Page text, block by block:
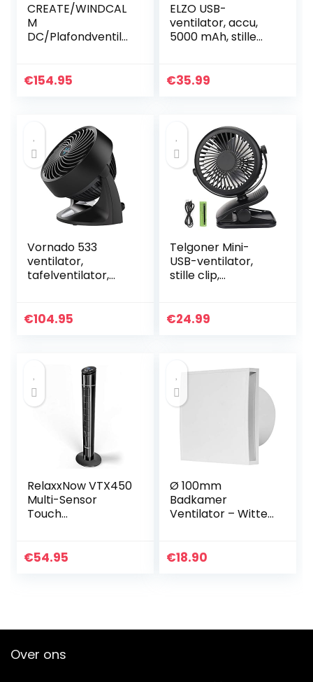
CREATE/WINDCAL
M
DC/Plafondventila
LED-licht, timer
€154.95
ELZO USB-
ventilator, accu,
5000 mAh, stille
clipventilator,
oplaadbare
traploze snelheid,
draagbare
ventilator voor
kantoor,
kinderwagen, 17
€35.99
Vornado 533
ventilator,
tafelventilator,
ventilator, 48 W
€104.95
Telgoner Mini-
USB-ventilator,
stille clip,
batterij, 3
snelheden voor
slaapkamer,
kantoor,
€24.99
RelaxxNow VTX450
Multi-Sensor
Touch
temperatuurweer
€54.95
Ø 100mm
Badkamer
Ventilator – Witte
Badkamerventilat
€18.90
Over ons